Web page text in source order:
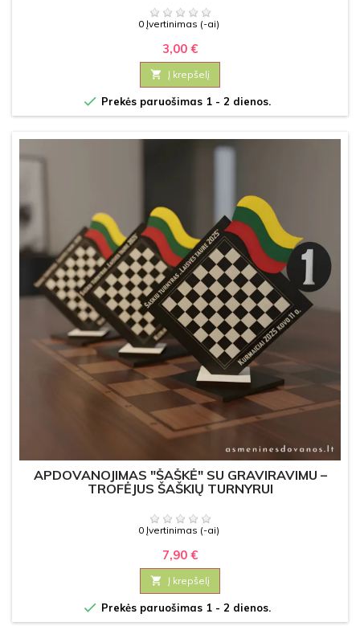
0 Įvertinimas (-ai)
3,00 €
 Į krepšelį
 Prekės paruošimas 1 - 2 dienos.
APDOVANOJIMAS "ŠAŠKĖ" SU GRAVIRAVIMU –
TROFĖJUS ŠAŠKIŲ TURNYRUI
0 Įvertinimas (-ai)
7,90 €
 Į krepšelį
 Prekės paruošimas 1 - 2 dienos.